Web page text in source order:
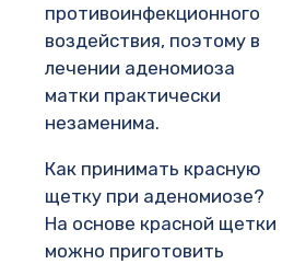
противоинфекционного
воздействия, поэтому в
лечении аденомиоза
матки практически
незаменима.
Как принимать красную
щетку при аденомиозе?
На основе красной щетки
можно приготовить